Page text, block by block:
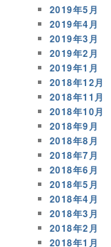
2019年5月
2019年4月
2019年3月
2019年2月
2019年1月
2018年12月
2018年11月
2018年10月
2018年9月
2018年8月
2018年7月
2018年6月
2018年5月
2018年4月
2018年3月
2018年2月
2018年1月